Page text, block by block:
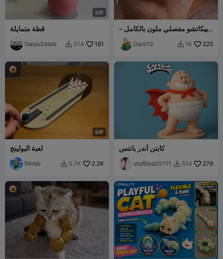
GIF
قطة متمايلة
Oasis3dlab  314 181
بيكاتشو مفصلي ملون بالكامل -
سلسلة مفاتيح
Dani13  1K 225
GIF
لعبة البولينج
fifindr  5.7K 2.2K
كابتن أندر بانتس
stoffies00711  514 276